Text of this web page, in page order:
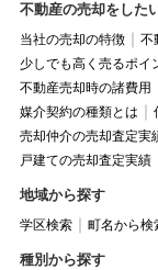
不動産の売却をした
当社の売却の特徴 不
少しでも高く売るポイ
不動産売却時の諸費用
媒介契約の種類とは
売却仲介の売却査定実
戸建ての売却査定実績
地域から探す
学区検索 町名から検
種別から探す